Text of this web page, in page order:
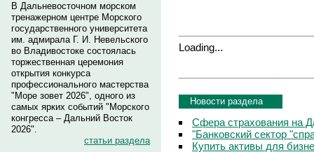
В Дальневосточном морском
тренажерном центре Морского
государственного университета
им. адмирала Г. И. Невельского
во Владивостоке состоялась
торжественная церемония
открытия конкурса
профессионального мастерства
"Море зовет 2026", одного из
самых ярких событий "Морского
конгресса – Дальний Восток
2026".
статьи раздела
Loading...
Новости раздела
Сфера страхования на
"Банковский сектор
Купить активы для